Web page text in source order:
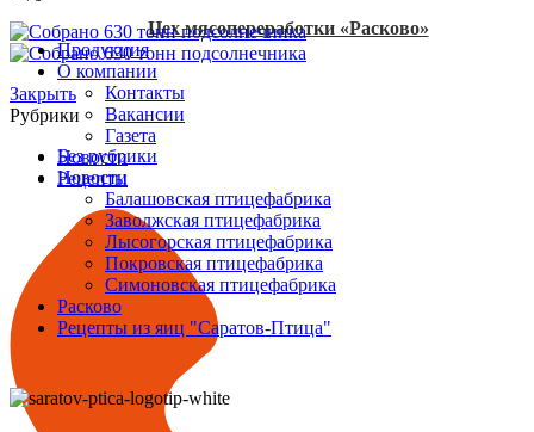
Цех мясопереработки «Расково»
Продукция
О компании
Контакты
Вакансии
Газета
Новости
Рецепты
Закрыть
Рубрики
Без рубрики
Новости
Балашовская птицефабрика
Заволжская птицефабрика
Лысогорская птицефабрика
Покровская птицефабрика
Симоновская птицефабрика
Расково
Рецепты из яиц "Саратов-Птица"